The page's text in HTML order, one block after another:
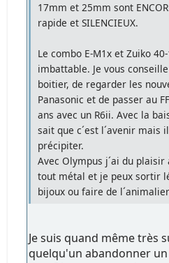
17mm et 25mm sont
rapide et SILENCIEUX.
Le combo E-M1x et Zuiko
imbattable. Je vous
boitier, de regarder les
Panasonic et de passer au
ans avec un R6ii. Avec la
sait que c´est l´avenir mais
précipiter.
Avec Olympus j´ai du
tout métal et je peux sortir
bijoux ou faire de l´animalier
Je suis quand même très
quelqu'un abandonner